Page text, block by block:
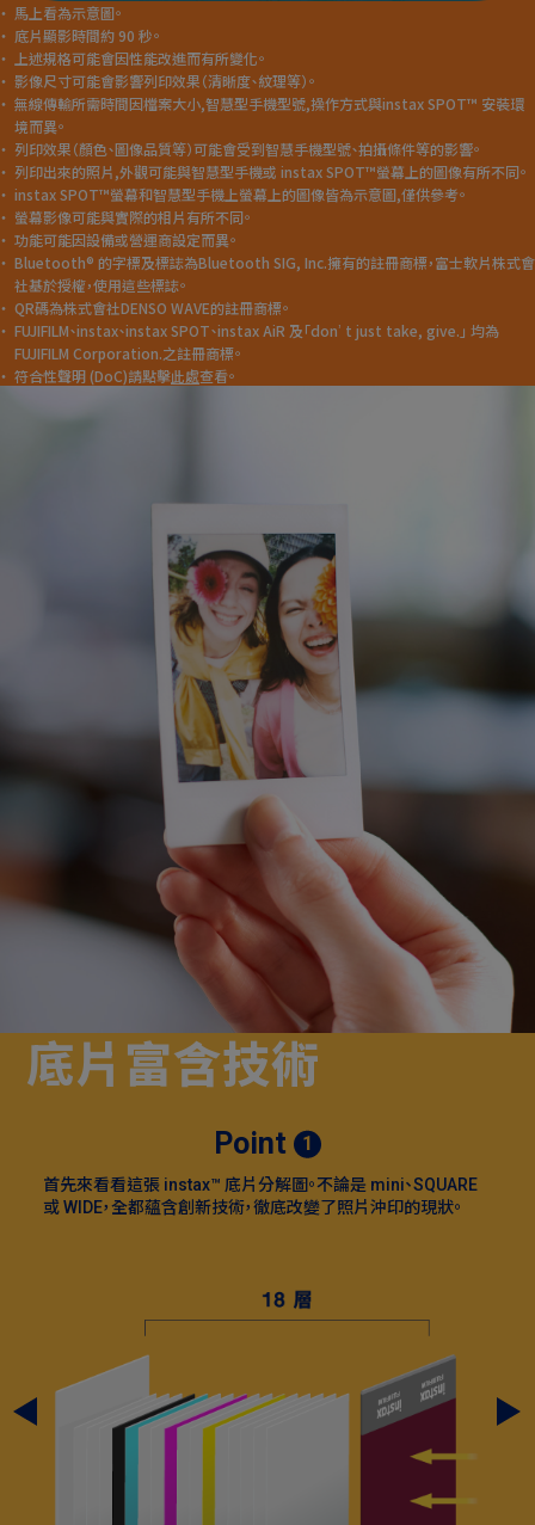
・ 馬上看為示意圖。
・ 底片顯影時間約 90 秒。
・
上述規格可能會因性能改進而有所變化。
・ 影像尺寸可能會影響列印效果（清晰度、紋理等）。
・ 無線傳輸所需時間因檔案大小,智慧型手機型號,操作方式與instax SPOT™ 安裝環
境而異。
・ 列印效果（顏色、圖像品質等）可能會受到智慧手機型號、拍攝條件等的影響。
・ 列印出來的照片,外觀可能與智慧型手機或 instax SPOT™螢幕上的圖像有所不同。
・ instax SPOT™螢幕和智慧型手機上螢幕上的圖像皆為示意圖,僅供參考。
・ 螢幕影像可能與實際的相片有所不同。
・ 功能可能因設備或營運商設定而異。
・ Bluetooth® 的字標及標誌為Bluetooth SIG, Inc.擁有的註冊商標，富士軟片株式會
社基於授權，使用這些標誌。
・ QR碼為株式會社DENSO WAVE的註冊商標。
・ FUJIFILM、instax、instax SPOT、instax AiR 及「don’t just take, give. 」 均為
FUJIFILM Corporation.之註冊商標。
・ 符合性聲明 (DoC)請點擊此處查看。
底片富含技術
Point 1
首先來看看這張 instax™ 底片分解圖。不論是 mini、SQUARE
或 WIDE，全都蘊含創新技術，徹底改變了照片沖印的現狀。